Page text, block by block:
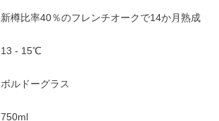
新樽比率40％のフレンチオークで14か月熟成
13 - 15℃
ボルドーグラス
750ml